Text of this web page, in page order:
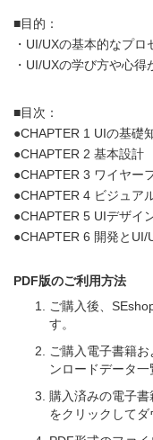
■目的：
・UI/UXの基本的なプロ
・UI/UXの学び方や心得
■目次：
●CHAPTER 1 UIの基礎
●CHAPTER 2 基本設計
●CHAPTER 3 ワイヤー
●CHAPTER 4 ビジュア
●CHAPTER 5 UIデザイ
●CHAPTER 6 開発とUI/
PDF版のご利用方法
ご購入後、
す。
ご購入電子書籍
ンロードデータ一
購入済みの電子
をクリックしてダ